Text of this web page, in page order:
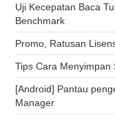
Uji Kecepatan Baca
Benchmark
Promo, Ratusan
Tips Cara Menyimpan
[Android] Pantau
Manager